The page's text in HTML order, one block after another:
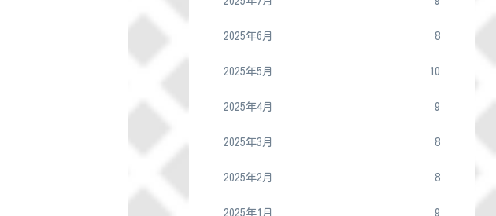
2025年6月 8
2025年5月 10
2025年4月 9
2025年3月 8
2025年2月 8
2025年1月 9